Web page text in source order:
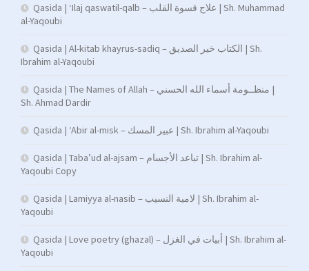
Qasida | ‘Ilaj qaswatil-qalb – علاج قسوة القلب | Sh. Muhammad
al-Yaqoubi
Qasida | Al-kitab khayrus-sadiq – الكتاب خير الصديق | Sh.
Ibrahim al-Yaqoubi
Qasida | The Names of Allah – منظــومة أسماء الله الحسني |
Sh. Ahmad Dardir
Qasida | ‘Abir al-misk – عبير المسك | Sh. Ibrahim al-Yaqoubi
Qasida | Taba’ud al-ajsam – تباعد الأجسام | Sh. Ibrahim al-
Yaqoubi Copy
Qasida | Lamiyya al-nasib – لامية النسيب | Sh. Ibrahim al-
Yaqoubi
Qasida | Love poetry (ghazal) – أبيات في الغزل | Sh. Ibrahim al-
Yaqoubi